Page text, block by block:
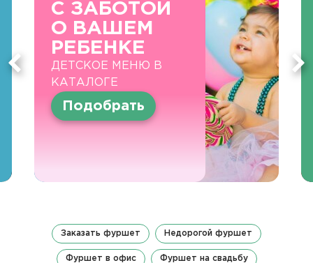
С ЗАБОТОЙ
О ВАШЕМ
РЕБЕНКЕ
ДЕТСКОЕ МЕНЮ В
КАТАЛОГЕ
Подобрать
Заказать фуршет Недорогой фуршет
Фуршет в офис Фуршет на свадьбу